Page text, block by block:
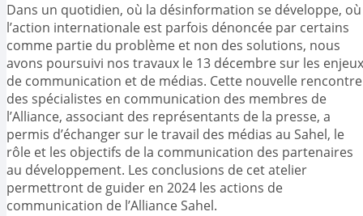
Dans un quotidien, où la désinformation se développe, où
l’action internationale est parfois dénoncée par certains
comme partie du problème et non des solutions, nous
avons poursuivi nos travaux le 13 décembre sur les enjeux
de communication et de médias. Cette nouvelle rencontre
des spécialistes en communication des membres de
l’Alliance, associant des représentants de la presse, a
permis d’échanger sur le travail des médias au Sahel, le
rôle et les objectifs de la communication des partenaires
au développement. Les conclusions de cet atelier
permettront de guider en 2024 les actions de
communication de l’Alliance Sahel.